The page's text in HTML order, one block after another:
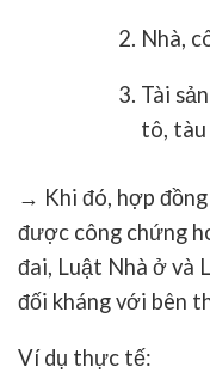
Nhà,
Tài
tô,
→ Khi đó, hợp
được công chứng
đai, Luật Nhà ở và
đối kháng với bên
Ví dụ thực tế: